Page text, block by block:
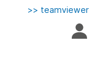
>> teamviewer